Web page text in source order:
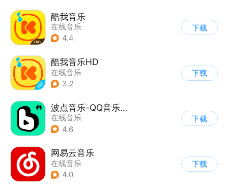
酷我音乐
在线音乐
4.4
下载
酷我音乐HD
在线音乐
3.2
下载
波点音乐-QQ音乐简洁版
在线音乐
4.6
下载
网易云音乐
在线音乐
4.0
下载